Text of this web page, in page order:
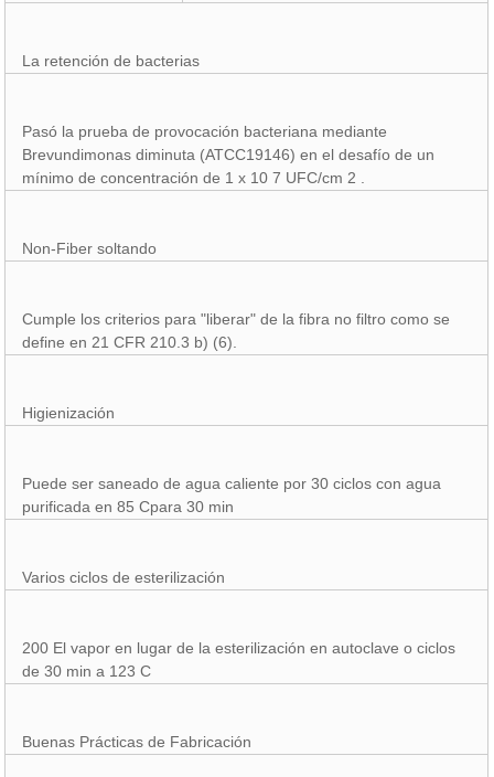
La retención de bacterias
Pasó la prueba de provocación bacteriana mediante
Brevundimonas diminuta (ATCC19146) en el desafío de un
mínimo de concentración de 1 x 10 7 UFC/cm 2 .
Non-Fiber soltando
Cumple los criterios para "liberar" de la fibra no filtro como se
define en 21 CFR 210.3 b) (6).
Higienización
Puede ser saneado de agua caliente por 30 ciclos con agua
purificada en 85 Cpara 30 min
Varios ciclos de esterilización
200 El vapor en lugar de la esterilización en autoclave o ciclos
de 30 min a 123 C
Buenas Prácticas de Fabricación